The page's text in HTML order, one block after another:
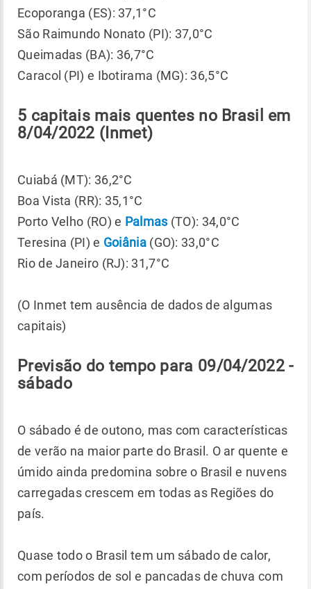
Ecoporanga (ES): 37,1°C
São Raimundo Nonato (PI): 37,0°C
Queimadas (BA): 36,7°C
Caracol (PI) e Ibotirama (MG): 36,5°C
5 capitais mais quentes no Brasil em
8/04/2022 (Inmet)
Cuiabá (MT): 36,2°C
Boa Vista (RR): 35,1°C
Porto Velho (RO) e Palmas(TO): 34,0°C
Teresina (PI) e Goiânia(GO): 33,0°C
Rio de Janeiro (RJ): 31,7°C
(O Inmet tem ausência de dados de algumas
capitais)
Previsão do tempo para 09/04/2022 -
sábado
O sábado é de outono, mas com características
de verão na maior parte do Brasil. O ar quente e
úmido ainda predomina sobre o Brasil e nuvens
carregadas crescem em todas as Regiões do
país.
Quase todo o Brasil tem um sábado de calor,
com períodos de sol e pancadas de chuva com